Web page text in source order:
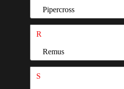
Pipercross
R
Remus
S